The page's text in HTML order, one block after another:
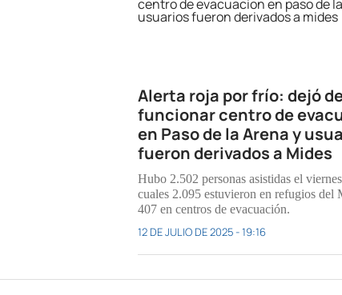
Alerta roja por frío: dejó
funcionar centro de
en Paso de la Arena y
fueron derivados a Mides
Hubo 2.502 personas asistidas el
cuales 2.095 estuvieron en refugios del
407 en centros de evacuación.
12 DE JULIO DE 2025 - 19:16